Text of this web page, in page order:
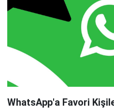
WhatsApp'a Favori